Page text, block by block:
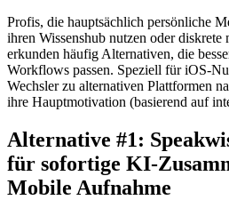
Profis, die hauptsächlich persönliche
ihren Wissenshub nutzen oder
erkunden häufig Alternativen, die
Workflows passen. Speziell für iOS-
Wechsler zu alternativen Plattformen
ihre Hauptmotivation (basierend auf
Alternative #1:
für sofortige KI-
Mobile Aufnahme